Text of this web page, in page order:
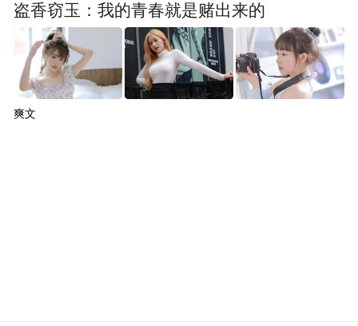
盗香窃玉：我的青春就是赌出来的
爽文